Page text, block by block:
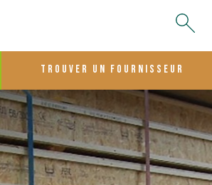
trouver un fournisseur